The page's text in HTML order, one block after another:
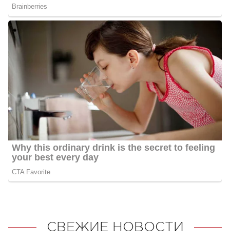
СВЕЖИЕ НОВОСТИ